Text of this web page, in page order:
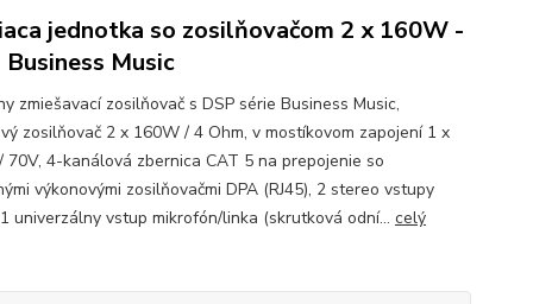
jednotka so zosilňovačom 2 x 160W -
Business Music
zmiešavací zosilňovač s DSP série Business Music,
zosilňovač 2 x 160W / 4 Ohm, v mostíkovom zapojení 1 x
70V, 4-kanálová zbernica CAT 5 na prepojenie so
výkonovými zosilňovačmi DPA (RJ45), 2 stereo vstupy
univerzálny vstup mikrofón/linka (skrutková odní... celý